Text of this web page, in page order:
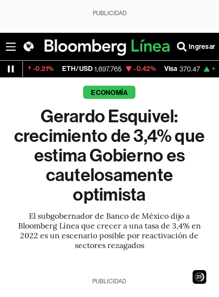
PUBLICIDAD
Ingresar
ETH/USD 1,897.765 -0.42% Visa 370.47 +0.52%
ECONOMÍA
Gerardo Esquivel:
crecimiento de 3,4% que
estima Gobierno es
cautelosamente
optimista
El subgobernador de Banco de México dijo a
Bloomberg Línea que crecer a una tasa de 3,4% en
2022 es un escenario posible por reactivación de
sectores rezagados
22
PUBLICIDAD